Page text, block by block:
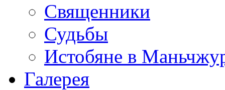
Священники
Судьбы
Истобяне в
Галерея